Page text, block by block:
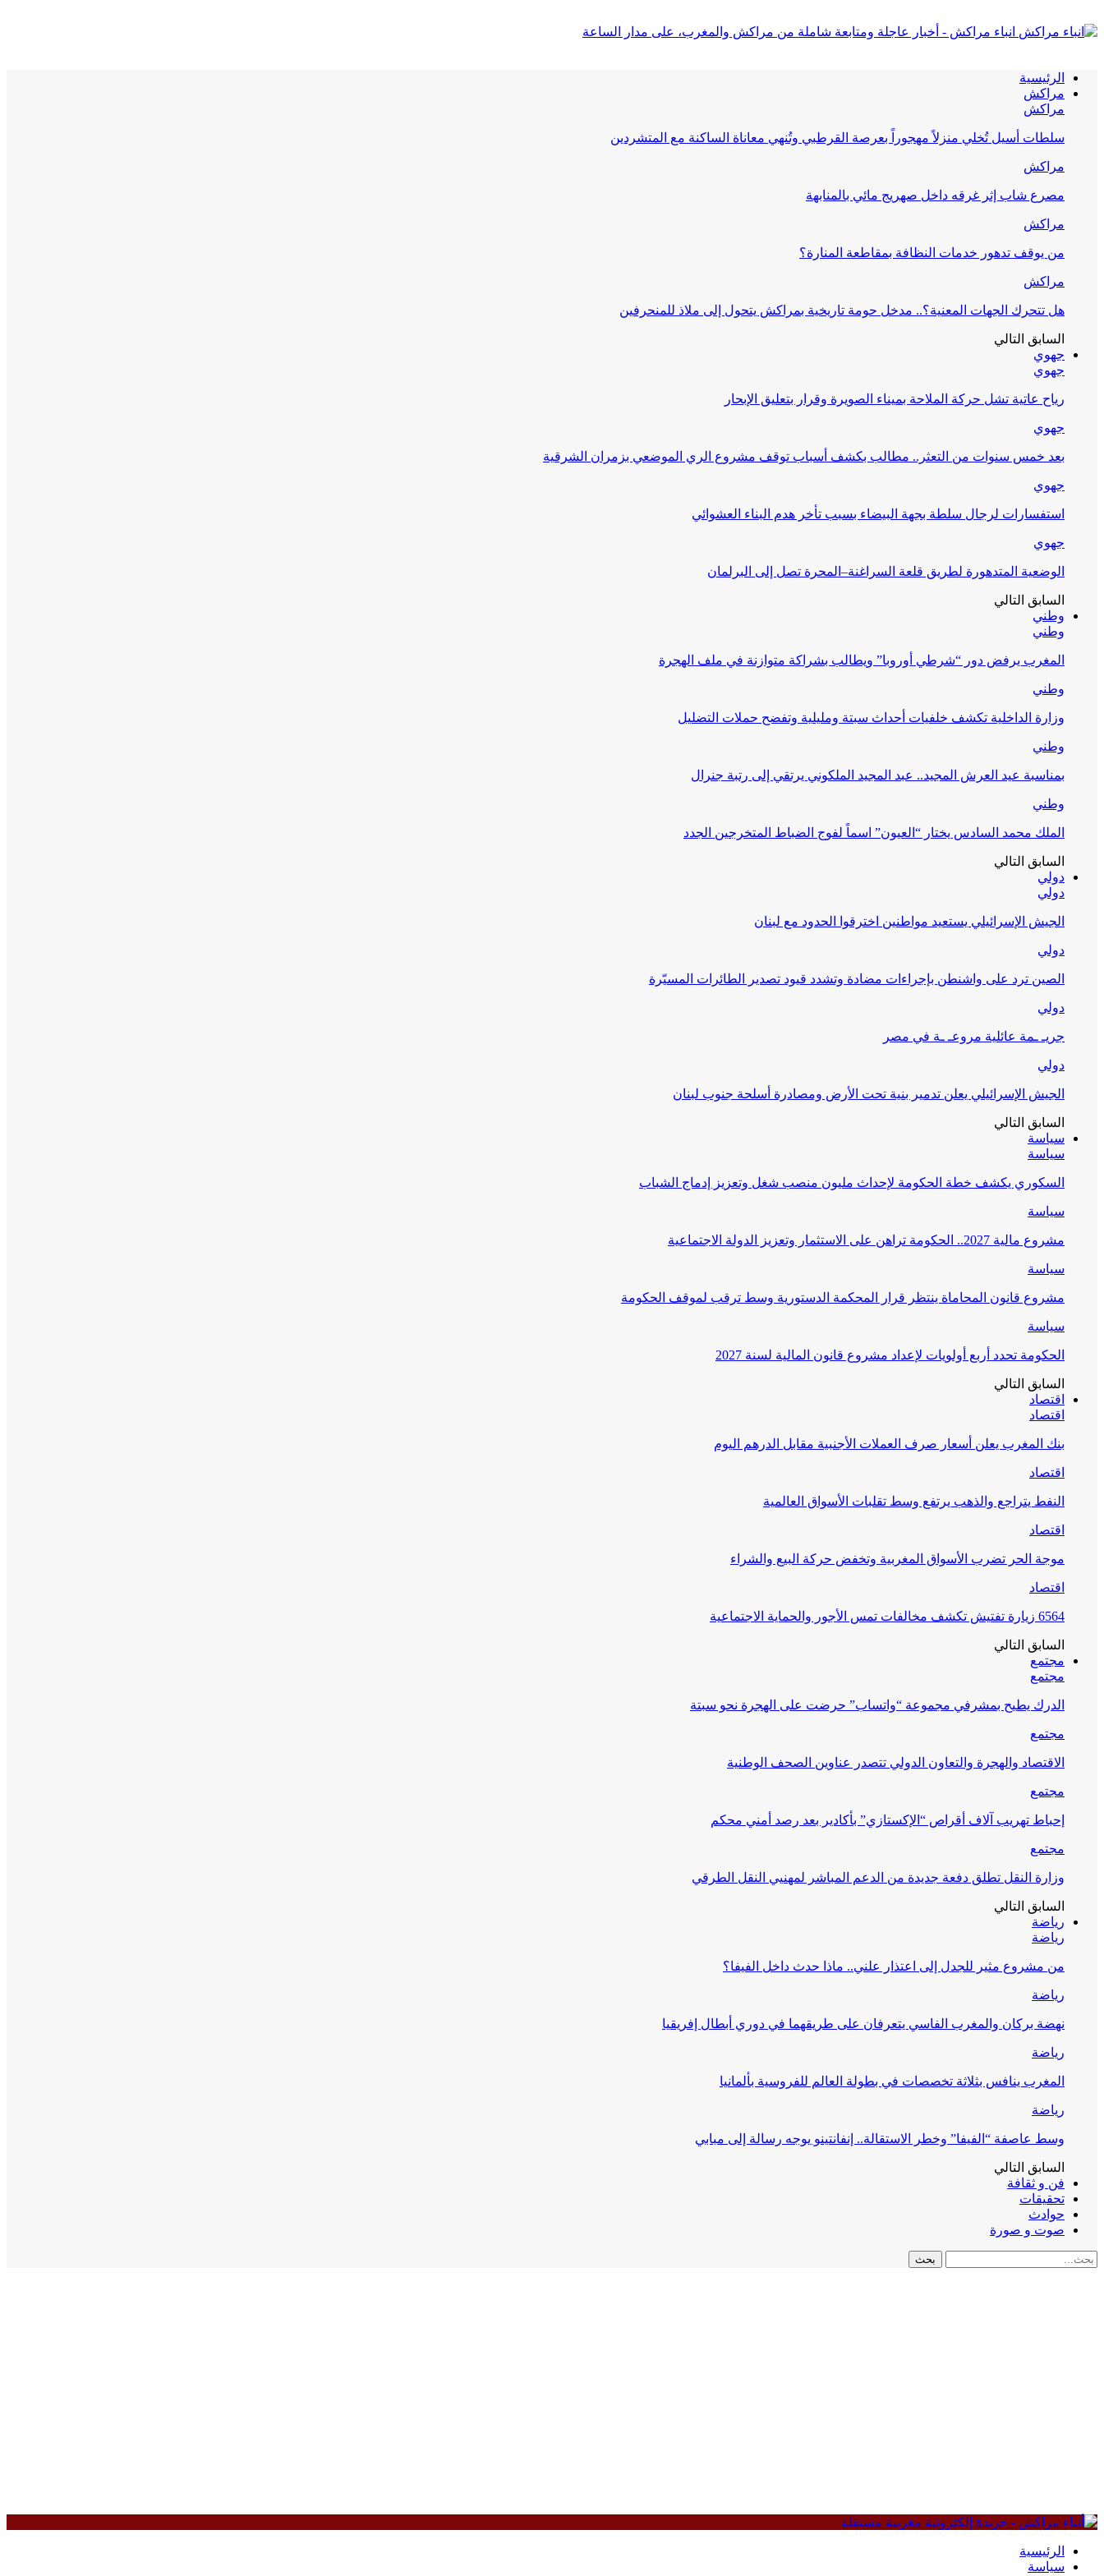
انباء مراكش - أخبار عاجلة ومتابعة شاملة من مراكش والمغرب، على مدار الساعة
الرئيسية
مراكش
مراكش
سلطات أسيل تُخلي منزلاً مهجوراً بعرصة القرطبي وتُنهي معاناة الساكنة مع المتشردين
مراكش
مصرع شاب إثر غرقه داخل صهريج مائي بالمنابهة
مراكش
من يوقف تدهور خدمات النظافة بمقاطعة المنارة؟
مراكش
هل تتحرك الجهات المعنية؟.. مدخل حومة تاريخية بمراكش يتحول إلى ملاذ للمنحرفين
السابق التالي
جهوي
جهوي
رياح عاتية تشل حركة الملاحة بميناء الصويرة وقرار بتعليق الإبحار
جهوي
بعد خمس سنوات من التعثر.. مطالب بكشف أسباب توقف مشروع الري الموضعي بزمران الشرقية
جهوي
استفسارات لرجال سلطة بجهة البيضاء بسبب تأخر هدم البناء العشوائي
جهوي
الوضعية المتدهورة لطريق قلعة السراغنة–المحرة تصل إلى البرلمان
السابق التالي
وطني
وطني
المغرب يرفض دور “شرطي أوروبا” ويطالب بشراكة متوازنة في ملف الهجرة
وطني
وزارة الداخلية تكشف خلفيات أحداث سبتة ومليلية وتفضح حملات التضليل
وطني
بمناسبة عيد العرش المجيد.. عبد المجيد الملكوني يرتقي إلى رتبة جنرال
وطني
الملك محمد السادس يختار “العيون” اسماً لفوج الضباط المتخرجين الجدد
السابق التالي
دولي
دولي
الجيش الإسرائيلي يستعيد مواطنين اخترقوا الحدود مع لبنان
دولي
الصين ترد على واشنطن بإجراءات مضادة وتشدد قيود تصدير الطائرات المسيّرة
دولي
جريـ ـمة عائلية مروعـ ـة في مصر
دولي
الجيش الإسرائيلي يعلن تدمير بنية تحت الأرض ومصادرة أسلحة جنوب لبنان
السابق التالي
سياسة
سياسة
السكوري يكشف خطة الحكومة لإحداث مليون منصب شغل وتعزيز إدماج الشباب
سياسة
مشروع مالية 2027.. الحكومة تراهن على الاستثمار وتعزيز الدولة الاجتماعية
سياسة
مشروع قانون المحاماة ينتظر قرار المحكمة الدستورية وسط ترقب لموقف الحكومة
سياسة
الحكومة تحدد أربع أولويات لإعداد مشروع قانون المالية لسنة 2027
السابق التالي
اقتصاد
اقتصاد
بنك المغرب يعلن أسعار صرف العملات الأجنبية مقابل الدرهم اليوم
اقتصاد
النفط يتراجع والذهب يرتفع وسط تقلبات الأسواق العالمية
اقتصاد
موجة الحر تضرب الأسواق المغربية وتخفض حركة البيع والشراء
اقتصاد
6564 زيارة تفتيش تكشف مخالفات تمس الأجور والحماية الاجتماعية
السابق التالي
مجتمع
مجتمع
الدرك يطيح بمشرفي مجموعة “واتساب” حرضت على الهجرة نحو سبتة
مجتمع
الاقتصاد والهجرة والتعاون الدولي تتصدر عناوين الصحف الوطنية
مجتمع
إحباط تهريب آلاف أقراص “الإكستازي” بأكادير بعد رصد أمني محكم
مجتمع
وزارة النقل تطلق دفعة جديدة من الدعم المباشر لمهنيي النقل الطرقي
السابق التالي
رياضة
رياضة
من مشروع مثير للجدل إلى اعتذار علني.. ماذا حدث داخل الفيفا؟
رياضة
نهضة بركان والمغرب الفاسي يتعرفان على طريقهما في دوري أبطال إفريقيا
رياضة
المغرب ينافس بثلاثة تخصصات في بطولة العالم للفروسية بألمانيا
رياضة
وسط عاصفة “الفيفا” وخطر الاستقالة.. إنفانتينو يوجه رسالة إلى مبابي
السابق التالي
فن و ثقافة
تحقيقات
حوادث
صوت و صورة
الرئيسية
سياسة